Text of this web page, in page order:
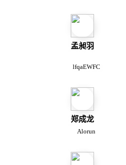
孟昶羽
lfqaEWFC
郑成龙
Alorun